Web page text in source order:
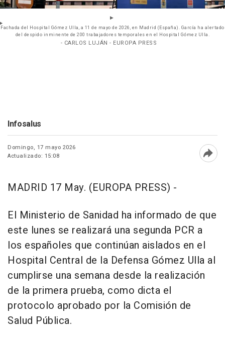
Fachada del Hospital Gómez Ulla, a 11 de mayo de 2026, en Madrid (España). García ha alertado
del despido inminente de 200 trabajadores temporales en el Hospital Gómez Ulla.
- CARLOS LUJÁN - EUROPA PRESS
Infosalus
Domingo, 17 mayo 2026
Actualizado: 15:08
MADRID 17 May. (EUROPA PRESS) -
El Ministerio de Sanidad ha informado de que
este lunes se realizará una segunda PCR a
los españoles que continúan aislados en el
Hospital Central de la Defensa Gómez Ulla al
cumplirse una semana desde la realización
de la primera prueba, como dicta el
protocolo aprobado por la Comisión de
Salud Pública.